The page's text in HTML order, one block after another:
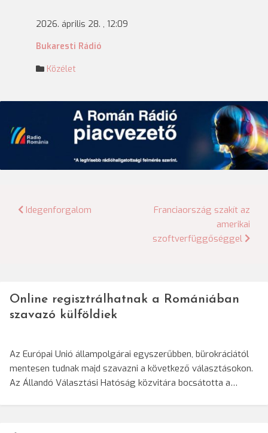
2026. április 28. , 12:09
Bukaresti Rádió
Közélet
Bejegyzés
Idegenforgalom
Franciaország szakít az
amerikai
szoftverfüggőséggel
Online regisztrálhatnak a Romániában
szavazó külföldiek
Az Európai Unió állampolgárai egyszerűbben, bürokráciától
mentesen tudnak majd szavazni a következő választásokon.
Az Állandó Választási Hatóság közvitára bocsátotta a…